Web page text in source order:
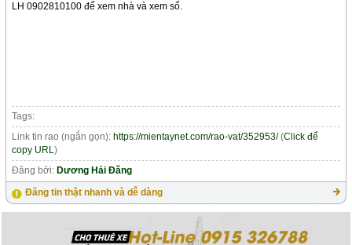
LH 0902810100 để xem nhà và xem sổ.
Tags:
Link tin rao (ngắn gọn): https://mientaynet.com/rao-vat/352953/(Click để
copy URL)
Đăng bởi: Dương Hải Đăng
Đăng tin thật nhanh và dễ dàng